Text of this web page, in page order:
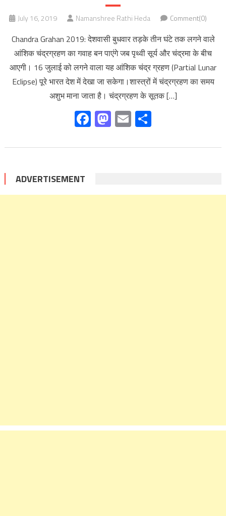
July 16, 2019 Namanshree Rathi Heda Comment(0)
Chandra Grahan 2019: देशवासी बुधवार तड़के तीन घंटे तक लगने वाले
आंशिक चंद्रग्रहण का गवाह बन पाएंगे जब पृथ्वी सूर्य और चंद्रमा के बीच
आएगी। 16 जुलाई को लगने वाला यह आंशिक चंद्र ग्रहण (Partial Lunar
Eclipse) पूरे भारत देश में देखा जा सकेगा।शास्त्रों में चंद्रग्रहण का समय
अशुभ माना जाता है। चंद्रग्रहण के सूतक […]
Facebook
Mastodon
Email
ADVERTISEMENT